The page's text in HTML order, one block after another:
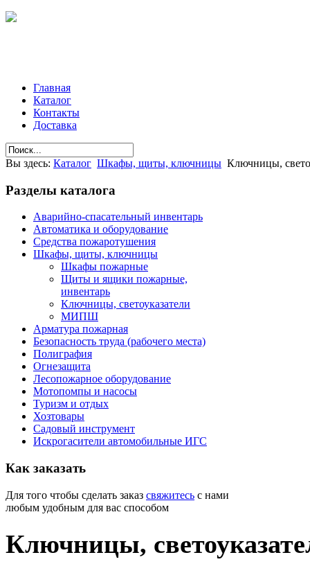
Главная
Каталог
Контакты
Доставка
Вы здесь: Каталог Шкафы, щиты, ключницы Ключницы,
Разделы каталога
Аварийно-спасательный инвентарь
Автоматика и оборудование
Средства пожаротушения
Шкафы, щиты, ключницы
Шкафы пожарные
Щиты и ящики пожарные,
инвентарь
Ключницы, светоуказатели
МИПШ
Арматура пожарная
Безопасность труда (рабочего места)
Полиграфия
Огнезащита
Лесопожарное оборудование
Мотопомпы и насосы
Туризм и отдых
Хозтовары
Садовый инструмент
Искрогасители автомобильные ИГС
Как заказать
Для того чтобы сделать заказ свяжитесь с нами
любым удобным для вас способом
Ключницы,